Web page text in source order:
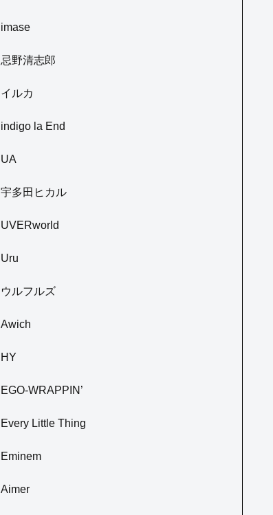
imase
忌野清志郎
イルカ
indigo la End
UA
宇多田ヒカル
UVERworld
Uru
ウルフルズ
Awich
HY
EGO-WRAPPIN’
Every Little Thing
Eminem
Aimer